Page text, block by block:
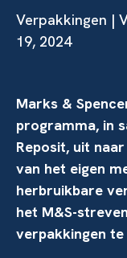
Verpakkingen |
19, 2024
Marks &
programma, in
Reposit, uit
van het eigen
herbruikbare
het M&S-
verpakkingen